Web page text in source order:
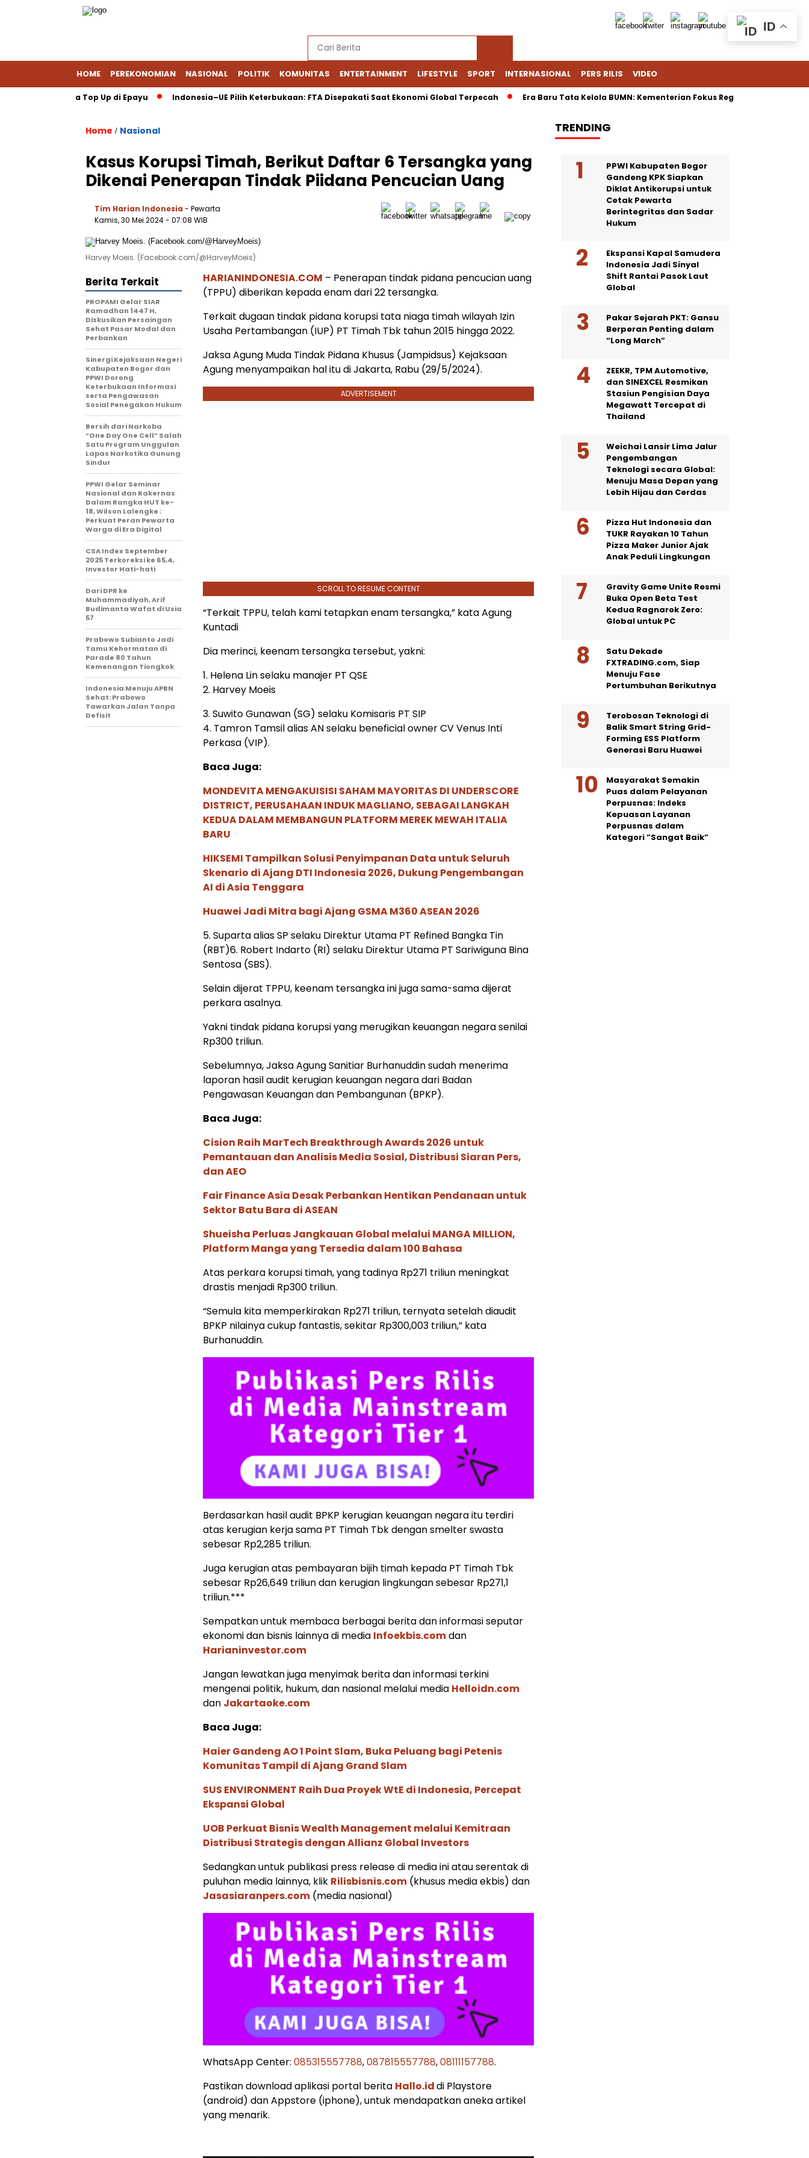
HOME PEREKONOMIAN NASIONAL POLITIK KOMUNITAS ENTERTAINMENT LIFESTYLE SPORT INTERNASIONAL PERS RILIS VIDEO
via Jasa Top Up di Epayu Indonesia–UE Pilih Keterbukaan: FTA Disepakati Saat Ekonomi Global Terpecah Era Baru Tata Kelola BUMN: Kementerian Fokus Regulasi, Danantara Bisnis
Home / Nasional
Kasus Korupsi Timah, Berikut Daftar 6 Tersangka yang
Dikenai Penerapan Tindak Piidana Pencucian Uang
Tim Harian Indonesia - Pewarta
Kamis, 30 Mei 2024- 07:08 WIB
Harvey Moeis. (Facebook.com/@HarveyMoeis)
HARIANINDONESIA.COM – Penerapan tindak pidana pencucian uang
(TPPU) diberikan kepada enam dari 22 tersangka.
Terkait dugaan tindak pidana korupsi tata niaga timah wilayah Izin
Usaha Pertambangan (IUP) PT Timah Tbk tahun 2015 hingga 2022.
Jaksa Agung Muda Tindak Pidana Khusus (Jampidsus) Kejaksaan
Agung menyampaikan hal itu di Jakarta, Rabu (29/5/2024).
ADVERTISEMENT
SCROLL TO RESUME CONTENT
“Terkait TPPU, telah kami tetapkan enam tersangka,” kata Agung
Kuntadi
Dia merinci, keenam tersangka tersebut, yakni:
1. Helena Lin selaku manajer PT QSE
2. Harvey Moeis
3. Suwito Gunawan (SG) selaku Komisaris PT SIP
4. Tamron Tamsil alias AN selaku beneficial owner CV Venus Inti
Perkasa (VIP).
Baca Juga:
MONDEVITA MENGAKUISISI SAHAM MAYORITAS DI UNDERSCORE
DISTRICT, PERUSAHAAN INDUK MAGLIANO, SEBAGAI LANGKAH
KEDUA DALAM MEMBANGUN PLATFORM MEREK MEWAH ITALIA
BARU
HIKSEMI Tampilkan Solusi Penyimpanan Data untuk Seluruh
Skenario di Ajang DTI Indonesia 2026, Dukung Pengembangan
AI di Asia Tenggara
Huawei Jadi Mitra bagi Ajang GSMA M360 ASEAN 2026
5. Suparta alias SP selaku Direktur Utama PT Refined Bangka Tin
(RBT)6. Robert Indarto (RI) selaku Direktur Utama PT Sariwiguna Bina
Sentosa (SBS).
Selain dijerat TPPU, keenam tersangka ini juga sama-sama dijerat
perkara asalnya.
Yakni tindak pidana korupsi yang merugikan keuangan negara senilai
Rp300 triliun.
Sebelumnya, Jaksa Agung Sanitiar Burhanuddin sudah menerima
laporan hasil audit kerugian keuangan negara dari Badan
Pengawasan Keuangan dan Pembangunan (BPKP).
Baca Juga:
Cision Raih MarTech Breakthrough Awards 2026 untuk
Pemantauan dan Analisis Media Sosial, Distribusi Siaran Pers,
dan AEO
Fair Finance Asia Desak Perbankan Hentikan Pendanaan untuk
Sektor Batu Bara di ASEAN
Shueisha Perluas Jangkauan Global melalui MANGA MILLION,
Platform Manga yang Tersedia dalam 100 Bahasa
Atas perkara korupsi timah, yang tadinya Rp271 triliun meningkat
drastis menjadi Rp300 triliun.
“Semula kita memperkirakan Rp271 triliun, ternyata setelah diaudit
BPKP nilainya cukup fantastis, sekitar Rp300,003 triliun,” kata
Burhanuddin.
Berdasarkan hasil audit BPKP kerugian keuangan negara itu terdiri
atas kerugian kerja sama PT Timah Tbk dengan smelter swasta
sebesar Rp2,285 triliun.
Juga kerugian atas pembayaran bijih timah kepada PT Timah Tbk
sebesar Rp26,649 triliun dan kerugian lingkungan sebesar Rp271,1
triliun.***
Sempatkan untuk membaca berbagai berita dan informasi seputar
ekonomi dan bisnis lainnya di media Infoekbis.comdan
Harianinvestor.com
Jangan lewatkan juga menyimak berita dan informasi terkini
mengenai politik, hukum, dan nasional melalui media Helloidn.com
dan Jakartaoke.com
Baca Juga:
Haier Gandeng AO 1 Point Slam, Buka Peluang bagi Petenis
Komunitas Tampil di Ajang Grand Slam
SUS ENVIRONMENT Raih Dua Proyek WtE di Indonesia, Percepat
Ekspansi Global
UOB Perkuat Bisnis Wealth Management melalui Kemitraan
Distribusi Strategis dengan Allianz Global Investors
Sedangkan untuk publikasi press release di media ini atau serentak di
puluhan media lainnya, klik Rilisbisnis.com (khusus media ekbis) dan
Jasasiaranpers.com (media nasional)
WhatsApp Center: 085315557788,087815557788,08111157788.
Pastikan download aplikasi portal berita Hallo.iddi Playstore
(android) dan Appstore (iphone), untuk mendapatkan aneka artikel
yang menarik.
Berita Terkait
PROPAMI Gelar SIAR
Ramadhan 1447 H,
Diskusikan Persaingan
Sehat Pasar Modal dan
Perbankan
Sinergi Kejaksaan Negeri
Kabupaten Bogor dan
PPWI Dorong
Keterbukaan Informasi
serta Pengawasan
Sosial Penegakan Hukum
Bersih dari Narkoba
“One Day One Cell” Salah
Satu Program Unggulan
Lapas Narkotika Gunung
Sindur
PPWI Gelar Seminar
Nasional dan Rakernas
Dalam Rangka HUT ke-
18, Wilson Lalengke :
Perkuat Peran Pewarta
Warga di Era Digital
CSA Index September
2025 Terkoreksi ke 65,4,
Investor Hati-hati
Dari DPR ke
Muhammadiyah, Arif
Budimanta Wafat di Usia
57
Prabowo Subianto Jadi
Tamu Kehormatan di
Parade 80 Tahun
Kemenangan Tiongkok
Indonesia Menuju APBN
Sehat: Prabowo
Tawarkan Jalan Tanpa
Defisit
TRENDING
PPWI Kabupaten Bogor
Gandeng KPK Siapkan
Diklat Antikorupsi untuk
Cetak Pewarta
Berintegritas dan Sadar
Hukum
Ekspansi Kapal Samudera
Indonesia Jadi Sinyal
Shift Rantai Pasok Laut
Global
Pakar Sejarah PKT: Gansu
Berperan Penting dalam
“Long March”
ZEEKR, TPM Automotive,
dan SINEXCEL Resmikan
Stasiun Pengisian Daya
Megawatt Tercepat di
Thailand
Weichai Lansir Lima Jalur
Pengembangan
Teknologi secara Global:
Menuju Masa Depan yang
Lebih Hijau dan Cerdas
Pizza Hut Indonesia dan
TUKR Rayakan 10 Tahun
Pizza Maker Junior Ajak
Anak Peduli Lingkungan
Gravity Game Unite Resmi
Buka Open Beta Test
Kedua Ragnarok Zero:
Global untuk PC
Satu Dekade
FXTRADING.com, Siap
Menuju Fase
Pertumbuhan Berikutnya
Terobosan Teknologi di
Balik Smart String Grid-
Forming ESS Platform
Generasi Baru Huawei
Masyarakat Semakin
Puas dalam Pelayanan
Perpusnas: Indeks
Kepuasan Layanan
Perpusnas dalam
Kategori ”Sangat Baik”
ID